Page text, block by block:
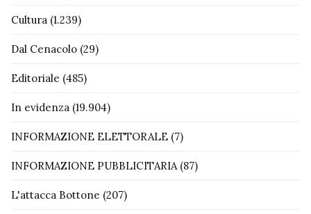
Cultura (1.239)
Dal Cenacolo (29)
Editoriale (485)
In evidenza (19.904)
INFORMAZIONE ELETTORALE (7)
INFORMAZIONE PUBBLICITARIA(87)
L'attacca Bottone (207)